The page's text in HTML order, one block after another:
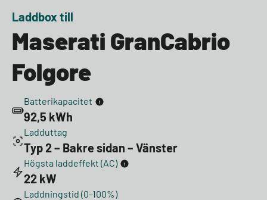
Laddbox till
Maserati GranCabrio
Folgore
Batterikapacitet
92,5 kWh
Ladduttag
Typ 2 – Bakre sidan – Vänster
Högsta laddeffekt (AC)
22 kW
Laddningstid (0-100%)